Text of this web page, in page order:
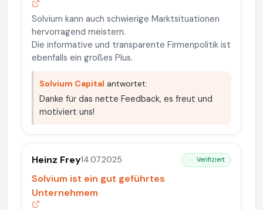
Solvium kann auch schwierige Marktsituationen
hervorragend meistern.
Die informative und transparente Firmenpolitik ist
ebenfalls ein großes Plus.
Solvium Capital antwortet:
Danke für das nette Feedback, es freut und
motiviert uns!
Heinz Frey14.07.2025 Verifiziert
Solvium ist ein gut geführtes
Unternehmem